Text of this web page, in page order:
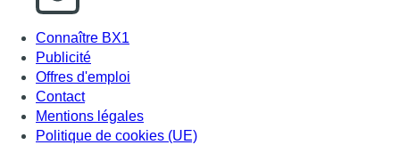
Connaître BX1
Publicité
Offres d'emploi
Contact
Mentions légales
Politique de cookies (UE)